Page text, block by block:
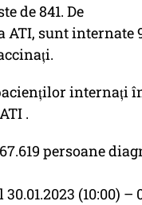
de 841. De
ATI, sunt
internați
.
persoane
(10:00) –